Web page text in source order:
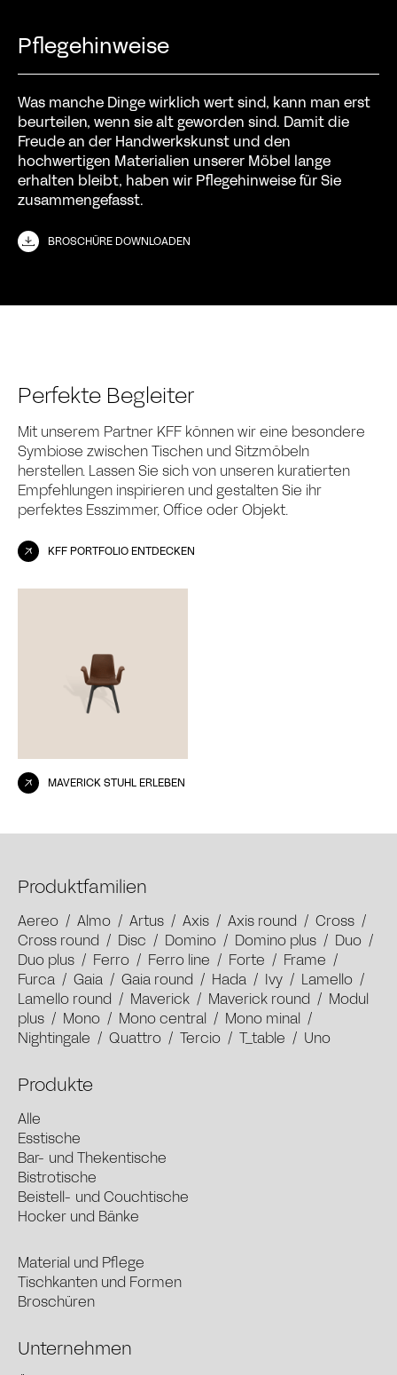
Pflegehinweise
BROSCHÜRE DOWNLOADEN
Was manche Dinge wirklich wert sind, kann man erst
beurteilen, wenn sie alt geworden sind. Damit die
Freude an der Handwerkskunst und den
hochwertigen Materialien unserer Möbel lange
erhalten bleibt, haben wir Pflegehinweise für Sie
zusammengefasst.
Perfekte Begleiter
Mit unserem Partner KFF können wir eine besondere
Symbiose zwischen Tischen und Sitzmöbeln
herstellen. Lassen Sie sich von unseren kuratierten
Empfehlungen inspirieren und gestalten Sie ihr
perfektes Esszimmer, Office oder Objekt.
KFF PORTFOLIO ENTDECKEN
MAVERICK STUHL ERLEBEN
Produktfamilien
Aereo / Almo / Artus / Axis / Axis round / Cross
/
Cross round
/ Disc / Domino / Domino plus / Duo
/
Duo plus
/ Ferro / Ferro line / Forte / Frame
/
Furca
/ Gaia / Gaia round / Hada / Ivy / Lamello
/
Lamello round
/ Maverick / Maverick round /
Modul
plus
/ Mono / Mono central / Mono minal
/
Nightingale
/ Quattro / Tercio / T_table / Uno
Produkte
Alle
Esstische
Bar- und Thekentische
Bistrotische
Beistell- und Couchtische
Hocker und Bänke
Material und Pflege
Tischkanten und Formen
Broschüren
Unternehmen